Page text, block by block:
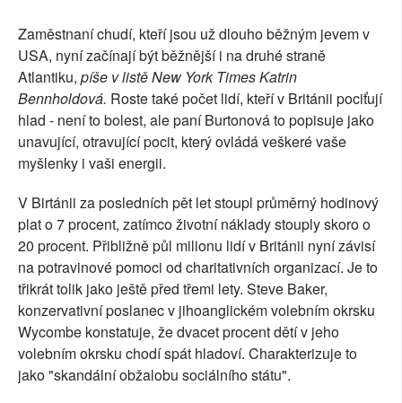
Zaměstnaní chudí, kteří jsou už dlouho běžným jevem v
USA, nyní začínají být běžnější i na druhé straně
Atlantiku, píše v listě New York Times Katrin
Bennholdová. Roste také počet lidí, kteří v Británii pociťují
hlad - není to bolest, ale paní Burtonová to popisuje jako
unavující, otravující pocit, který ovládá veškeré vaše
myšlenky i vaši energii.
V Birtánii za posledních pět let stoupl průměrný hodinový
plat o 7 procent, zatímco životní náklady stouply skoro o
20 procent. Přibližně půl milionu lidí v Británii nyní závisí
na potravinové pomoci od charitativních organizací. Je to
třikrát tolik jako ještě před třemi lety. Steve Baker,
konzervativní poslanec v jihoanglickém volebním okrsku
Wycombe konstatuje, že dvacet procent dětí v jeho
volebním okrsku chodí spát hladoví. Charakterizuje to
jako "skandální obžalobu sociálního státu".